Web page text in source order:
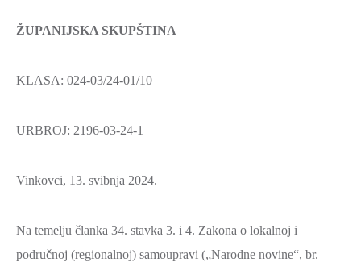
ŽUPANIJSKA SKUPŠTINA
KLASA: 024-03/24-01/10
URBROJ: 2196-03-24-1
Vinkovci, 13. svibnja 2024.
Na temelju članka 34. stavka 3. i 4. Zakona o lokalnoj i
područnoj (regionalnoj) samoupravi („Narodne novine“, br.